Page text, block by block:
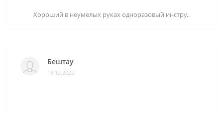
Хороший в неумелых руках одноразовый инстру..
Бештау
18.12.2022